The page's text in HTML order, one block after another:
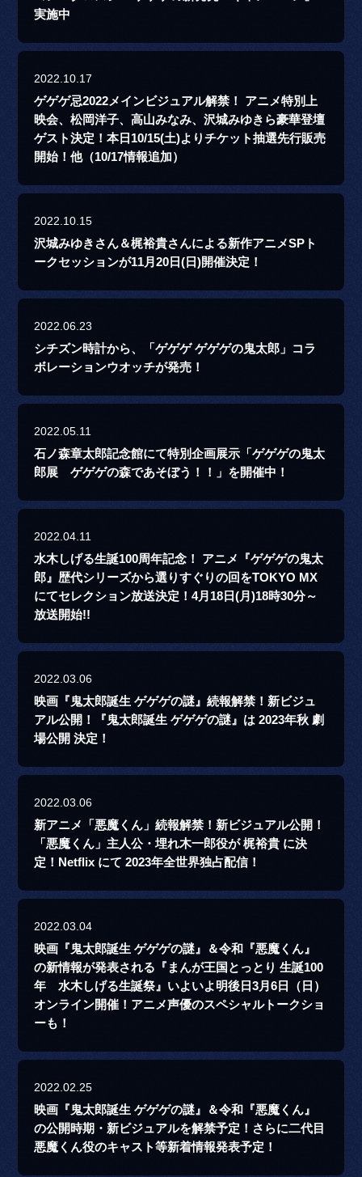
実施中
2022.10.17
ゲゲゲ忌2022メインビジュアル解禁！ アニメ特別上
映会、松岡洋子、高山みなみ、沢城みゆきら豪華登壇
ゲスト決定！本日10/15(土)よりチケット抽選先行販売
開始！他（10/17情報追加）
2022.10.15
沢城みゆきさん＆梶裕貴さんによる新作アニメSPト
ークセッションが11月20日(日)開催決定！
2022.06.23
シチズン時計から、「ゲゲゲ ゲゲゲの鬼太郎」コラ
ボレーションウオッチが発売！
2022.05.11
石ノ森章太郎記念館にて特別企画展示「ゲゲゲの鬼太
郎展 ゲゲゲの森であそぼう！！」を開催中！
2022.04.11
水木しげる生誕100周年記念！ アニメ『ゲゲゲの鬼太
郎』歴代シリーズから選りすぐりの回をTOKYO MX
にてセレクション放送決定！4月18日(月)18時30分～
放送開始!!
2022.03.06
映画『鬼太郎誕生 ゲゲゲの謎』続報解禁！新ビジュ
アル公開！『鬼太郎誕生 ゲゲゲの謎』は 2023年秋 劇
場公開 決定！
2022.03.06
新アニメ「悪魔くん」続報解禁！新ビジュアル公開！
「悪魔くん」主人公・埋れ木一郎役が 梶裕貴 に決
定！Netflix にて 2023年全世界独占配信！
2022.03.04
映画『鬼太郎誕生 ゲゲゲの謎』＆令和『悪魔くん』
の新情報が発表される『まんが王国とっとり 生誕100
年 水木しげる生誕祭』いよいよ明後日3月6日（日）
オンライン開催！アニメ声優のスペシャルトークショ
ーも！
2022.02.25
映画『鬼太郎誕生 ゲゲゲの謎』＆令和『悪魔くん』
の公開時期・新ビジュアルを解禁予定！さらに二代目
悪魔くん役のキャスト等新着情報発表予定！